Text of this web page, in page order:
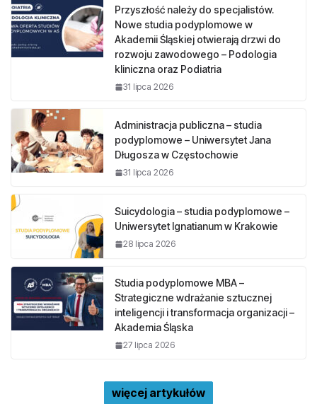
Przyszłość należy do specjalistów.
Nowe studia podyplomowe w
Akademii Śląskiej otwierają drzwi do
rozwoju zawodowego – Podologia
kliniczna oraz Podiatria
31 lipca 2026
Administracja publiczna – studia
podyplomowe – Uniwersytet Jana
Długosza w Częstochowie
31 lipca 2026
Suicydologia – studia podyplomowe –
Uniwersytet Ignatianum w Krakowie
28 lipca 2026
Studia podyplomowe MBA –
Strategiczne wdrażanie sztucznej
inteligencji i transformacja organizacji –
Akademia Śląska
27 lipca 2026
więcej artykułów